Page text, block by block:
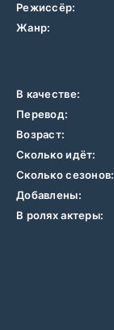
Режиссёр:
Жанр:
В качестве:
Перевод:
Возраст:
Сколько идёт:
Сколько сезонов:
Добавлены:
В ролях актеры: